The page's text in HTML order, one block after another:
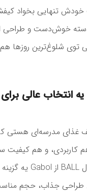
تنهایی بخواد
خوش‌دست و طراحی
توی شلوغ‌ترین روزها
انتخاب عالی
غذای مدرسه‌ای
کاربردی، و هم
داشته باشه، مدل BALL از Gabol یه گزینه
طراحی جذاب، حجم